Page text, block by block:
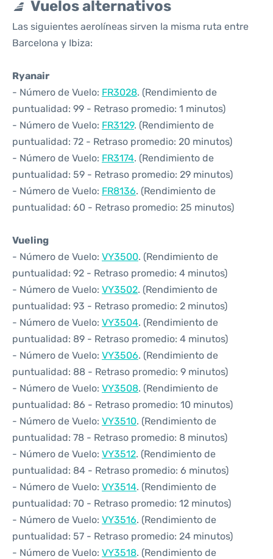
Vuelos alternativos
Las siguientes aerolíneas sirven la misma ruta entre
Barcelona y Ibiza:
Ryanair
- Número de Vuelo: FR3028. (Rendimiento de
puntualidad: 99 - Retraso promedio: 1 minutos)
- Número de Vuelo: FR3129. (Rendimiento de
puntualidad: 72 - Retraso promedio: 20 minutos)
- Número de Vuelo: FR3174. (Rendimiento de
puntualidad: 59 - Retraso promedio: 29 minutos)
- Número de Vuelo: FR8136. (Rendimiento de
puntualidad: 60 - Retraso promedio: 25 minutos)
Vueling
- Número de Vuelo: VY3500. (Rendimiento de
puntualidad: 92 - Retraso promedio: 4 minutos)
- Número de Vuelo: VY3502. (Rendimiento de
puntualidad: 93 - Retraso promedio: 2 minutos)
- Número de Vuelo: VY3504. (Rendimiento de
puntualidad: 89 - Retraso promedio: 4 minutos)
- Número de Vuelo: VY3506. (Rendimiento de
puntualidad: 88 - Retraso promedio: 9 minutos)
- Número de Vuelo: VY3508. (Rendimiento de
puntualidad: 86 - Retraso promedio: 10 minutos)
- Número de Vuelo: VY3510. (Rendimiento de
puntualidad: 78 - Retraso promedio: 8 minutos)
- Número de Vuelo: VY3512. (Rendimiento de
puntualidad: 84 - Retraso promedio: 6 minutos)
- Número de Vuelo: VY3514. (Rendimiento de
puntualidad: 70 - Retraso promedio: 12 minutos)
- Número de Vuelo: VY3516. (Rendimiento de
puntualidad: 57 - Retraso promedio: 24 minutos)
- Número de Vuelo: VY3518. (Rendimiento de